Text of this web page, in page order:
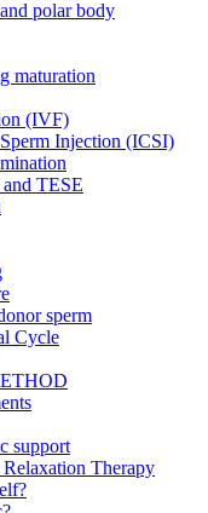
polar body
maturation
(IVF)
Injection (ICSI)
TESE
sperm
Cycle
support
Therapy